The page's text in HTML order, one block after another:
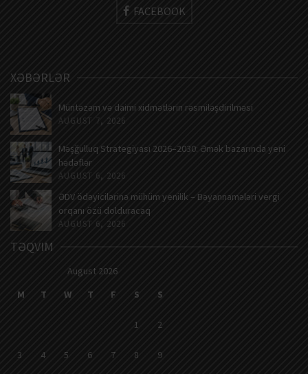
FACEBOOK
XƏBƏRLƏR
Müntəzəm və daimi xidmətlərin rəsmiləşdirilməsi
AUGUST 7, 2026
Məşğulluq Strategiyası 2026–2030: Əmək bazarında yeni
hədəflər
AUGUST 6, 2026
ƏDV ödəyicilərinə mühüm yenilik – Bəyannamələri vergi
orqanı özü dolduracaq
AUGUST 6, 2026
TƏQVIM
August 2026
M
T W T F S S
1 2
3 4 5 6 7 8 9